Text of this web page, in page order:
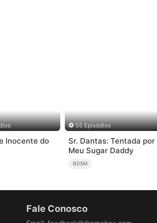
Inocente do
55 Episódios
Sr. Dantas: Tentada por
Meu Sugar Daddy
BDSM
Fale Conosco